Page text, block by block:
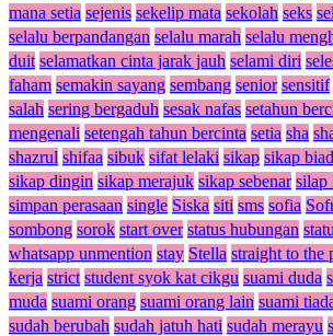
mana setia sejenis sekelip mata sekolah seks
selalu berpandangan selalu marah selalu
duit selamatkan cinta jarak jauh selami diri
faham semakin sayang sembang senior sensitif
salah sering bergaduh sesak nafas setahun
mengenali setengah tahun bercinta setia sha
shazrul shifaa sibuk sifat lelaki sikap sikap
sikap dingin sikap merajuk sikap sebenar silap
simpan perasaan single Siska siti sms sofia
sombong sorok start over status hubungan
whatsapp unmention stay Stella straight to the
kerja strict student syok kat cikgu suami duda
muda suami orang suami orang lain suami
sudah berubah sudah jatuh hati sudah merayu